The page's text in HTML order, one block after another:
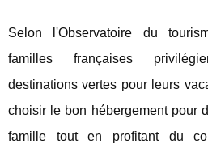
Selon l'Observatoire du
familles françaises
destinations vertes pour leurs
choisir le bon hébergement pour
famille tout en profitant du